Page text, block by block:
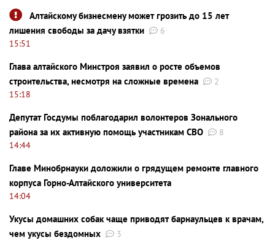
Алтайскому бизнесмену может грозить до 15 лет
лишения свободы за дачу взятки
6
15:51
Глава алтайского Минстроя заявил о росте объемов
строительства, несмотря на сложные времена
2
15:18
Депутат Госдумы поблагодарил волонтеров Зонального
района за их активную помощь участникам СВО
8
14:44
Главе Минобрнауки доложили о грядущем ремонте главного
корпуса Горно-Алтайского университета
14:04
Укусы домашних собак чаще приводят барнаульцев к врачам,
чем укусы бездомных
3